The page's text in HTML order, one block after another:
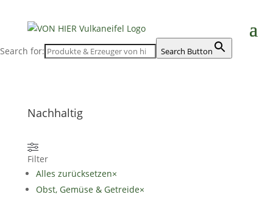
Search for: Search Button
Nachhaltig
Filter
Alles zurücksetzen×
Obst, Gemüse & Getreide×